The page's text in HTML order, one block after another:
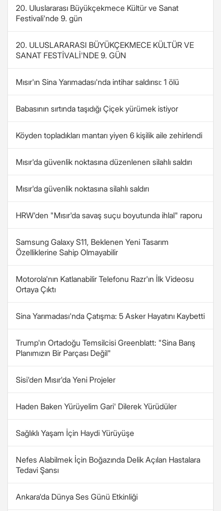
20. Uluslararası Büyükçekmece Kültür ve Sanat
Festivali'nde 9. gün
20. ULUSLARARASI BÜYÜKÇEKMECE KÜLTÜR VE
SANAT FESTİVALİ'NDE 9. GÜN
Mısır'ın Sina Yarımadası'nda intihar saldırısı: 1 ölü
Babasının sırtında taşıdığı Çiçek yürümek istiyor
Köyden topladıkları mantarı yiyen 6 kişilik aile zehirlendi
Mısır'da güvenlik noktasına düzenlenen silahlı saldırı
Mısır'da güvenlik noktasına silahlı saldırı
HRW'den "Mısır'da savaş suçu boyutunda ihlal" raporu
Samsung Galaxy S11, Beklenen Yeni Tasarım
Özelliklerine Sahip Olmayabilir
Motorola'nın Katlanabilir Telefonu Razr'ın İlk Videosu
Ortaya Çıktı
Sina Yarımadası'nda Çatışma: 5 Asker Hayatını Kaybetti
Trump'ın Ortadoğu Temsilcisi Greenblatt: "Sina Barış
Planımızın Bir Parçası Değil"
Sisi'den Mısır'da Yeni Projeler
Haden Baken Yürüyelim Gari' Dilerek Yürüdüler
Sağlıklı Yaşam İçin Haydi Yürüyüşe
Nefes Alabilmek İçin Boğazında Delik Açılan Hastalara
Tedavi Şansı
Ankara'da Dünya Ses Günü Etkinliği